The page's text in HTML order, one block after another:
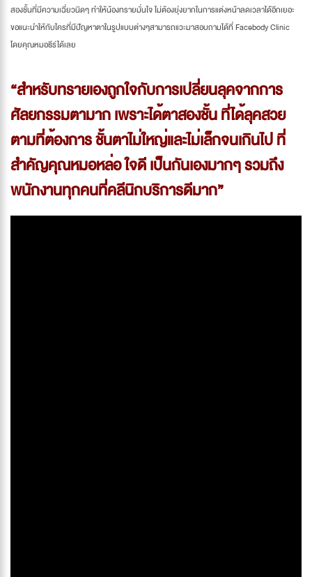
สองชั้นที่มีความเฉี่ยวนิดๆ ทำให้น้องทรายมั่นใจ ไม่ต้องยุ่งยากในการแต่งหน้าลดเวลาได้อีกเยอะ
ขอแนะนำให้กับใครที่มีปัญหาตาในรูปแบบต่างๆสามารถแวะมาสอบถามได้ที่ Facebody Clinic
โดยคุณหมอธีร์ได้เลย
“สำหรับทรายเองถูกใจกับการเปลี่ยนลุคจากการ
ศัลยกรรมตามาก เพราะได้ตาสองชั้น ที่ได้ลุคสวย
ตามที่ต้องการ ชั้นตาไม่ใหญ่และไม่เล็กจนเกินไป ที่
สำคัญคุณหมอหล่อ ใจดี เป็นกันเองมากๆ รวมถึง
พนักงานทุกคนที่คลีนิกบริการดีมาก”